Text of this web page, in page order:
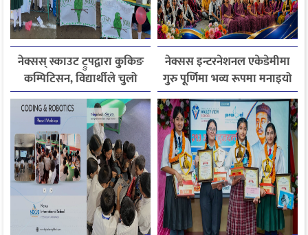
नेक्सस् स्काउट ट्रुपद्वारा कुकिङ
कम्पिटिसन, विद्यार्थीले चुलो
निर्माणदेखि परिकारसम्म देखाए
व्यवहारिक सीप
नेक्सस इन्टरनेशनल एकेडेमीमा
गुरु पूर्णिमा भव्य रूपमा मनाइयो